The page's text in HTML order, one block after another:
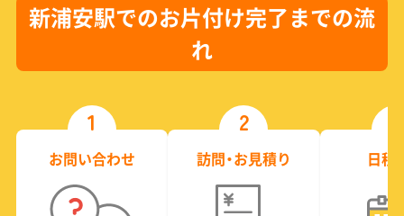
新浦安駅でのお片付け完了までの流
れ
1
お問い合わせ
2
訪問・お見積り 日程